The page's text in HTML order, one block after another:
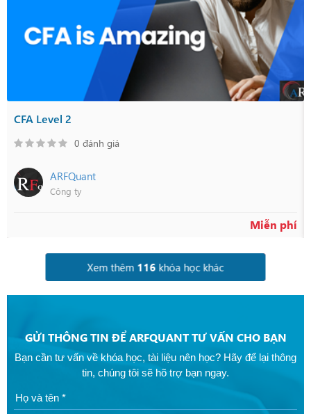
CFA Level 2
0 đánh giá
ARFQuant
Công ty
Miễn phí
Xem thêm 116 khóa học khác
GỬI THÔNG TIN ĐỂ ARFQUANT TƯ VẤN CHO BẠN
Bạn cần tư vấn về khóa học, tài liệu nên học? Hãy để lại thông
tin, chúng tôi sẽ hõ trợ bạn ngay.